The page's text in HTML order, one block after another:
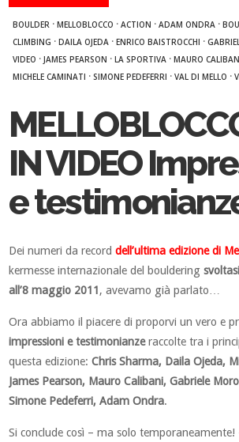
BOULDER ·MELLOBLOCCO ·ACTION ·ADAM ONDRA ·
CLIMBING ·DAILA OJEDA ·ENRICO BAISTROCCHI ·
VIDEO ·JAMES PEARSON ·LA SPORTIVA ·MAURO
MICHELE CAMINATI ·SIMONE PEDEFERRI ·VAL DI MELLO ·
IN VIDEO
e
Dei numeri da recorddell’ultima edizione di
kermesse internazionale del bouldering
all’8 maggio 2011, avevamo già parlato…
Ora abbiamo il piacere di proporvi un vero e
impressioni e testimonianzeraccolte tra i
questa edizione:Chris Sharma, Daila Ojeda,
James Pearson, Mauro Calibani, Gabriele
Simone Pedeferri, Adam Ondra.
Si conclude così – ma solo